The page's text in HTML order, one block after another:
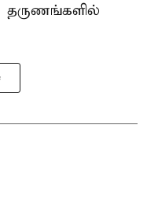
தருணங்களில்